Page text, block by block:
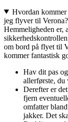
Hvordan
jeg flyver til Verona?
Hemmeligheden er,
om bord på flyet til
kommer fantastisk
Hav dit pas
allerførste,
Derefter er
fjern
omfatter
jakker. Det